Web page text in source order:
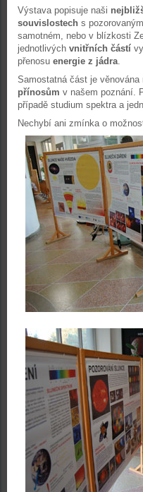
Výstava popisuje naši
souvislostech s
samotném, nebo v blízkosti
jednotlivých vnitřních částí
přenosu energie z jádra.
Samostatná část je věnována
přínosům v našem poznání.
případě studium spektra a
Nechybí ani zmínka o